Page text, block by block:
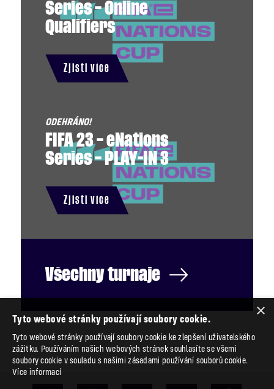
Series – Online
Qualifiers
Zjisti více
FIFA 23 – eNations
Series – PLAY-IN 3
Zjisti více
Všechnyturnaje
×
Tyto webové stránky používají soubory cookie.
Tyto webové stránky používají soubory cookie ke zlepšení uživatelského
zážitku. Používáním našich webových stránek souhlasíte se všemi
soubory cookie v souladu s našimi zásadami používání souborů cookie.
Více informací